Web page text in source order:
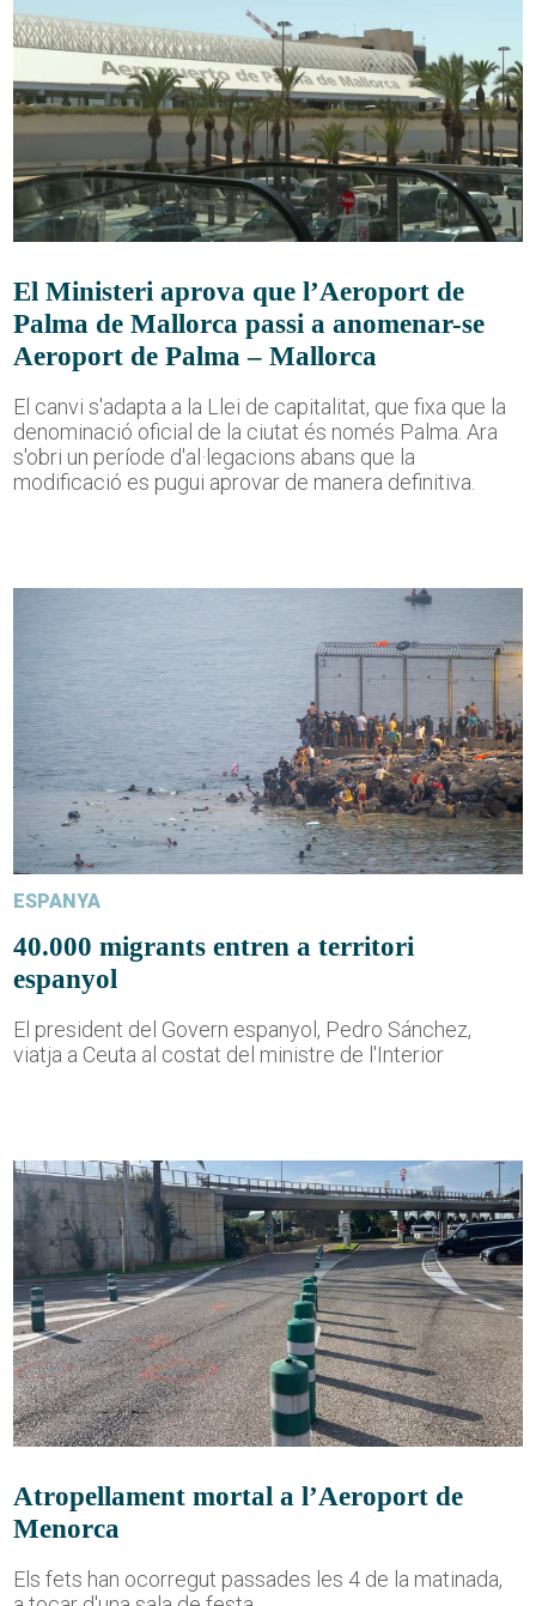
El Ministeri aprova que l’Aeroport de
Palma de Mallorca passi a anomenar-se
Aeroport de Palma – Mallorca
El canvi s'adapta a la Llei de capitalitat, que fixa que la
denominació oficial de la ciutat és només Palma. Ara
s'obri un període d'al·legacions abans que la
modificació es pugui aprovar de manera definitiva.
ESPANYA
40.000 migrants entren a territori
espanyol
El president del Govern espanyol, Pedro Sánchez,
viatja a Ceuta al costat del ministre de l'Interior
Atropellament mortal a l’Aeroport de
Menorca
Els fets han ocorregut passades les 4 de la matinada,